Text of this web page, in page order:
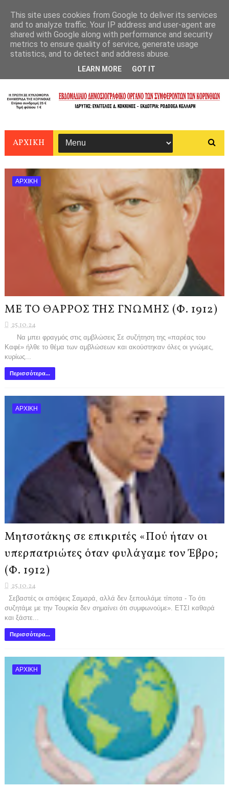
ΑΡΧΙΚΗ
ΑΡΧΙΚΗ
ΜΕ ΤΟ ΘΑΡΡΟΣ ΤΗΣ ΓΝΩΜΗΣ (Φ. 1912)
25.10.24
Να μπει φραγμός στις αμβλώσεις Σε συζήτηση της «παρέας του
Καφέ» ήλθε το θέμα των αμβλώσεων και ακούστηκαν όλες οι γνώμες,
κυρίως...
Περισσότερα...
ΑΡΧΙΚΗ
Μητσοτάκης σε επικριτές «Πού ήταν οι
υπερπατριώτες όταν φυλάγαμε τον Έβρο;
(Φ. 1912)
25.10.24
Σεβαστές οι απόψεις Σαμαρά, αλλά δεν ξεπουλάμε τίποτα - Το ότι
συζητάμε με την Τουρκία δεν σημαίνει ότι συμφωνούμε». ΕΤΣΙ καθαρά
και ξάστε...
Περισσότερα...
ΑΡΧΙΚΗ
This site uses cookies from Google to deliver its services
and to analyze traffic. Your IP address and user-agent are
shared with Google along with performance and security
metrics to ensure quality of service, generate usage
statistics, and to detect and address abuse.
LEARN MORE GOT IT